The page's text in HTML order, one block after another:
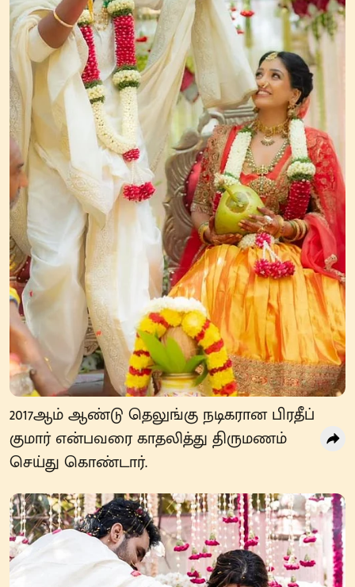
2017ஆம் ஆண்டு தெலுங்கு நடிகரான பிரதீப்
குமார் என்பவரை காதலித்து திருமணம்
செய்து கொண்டார்.